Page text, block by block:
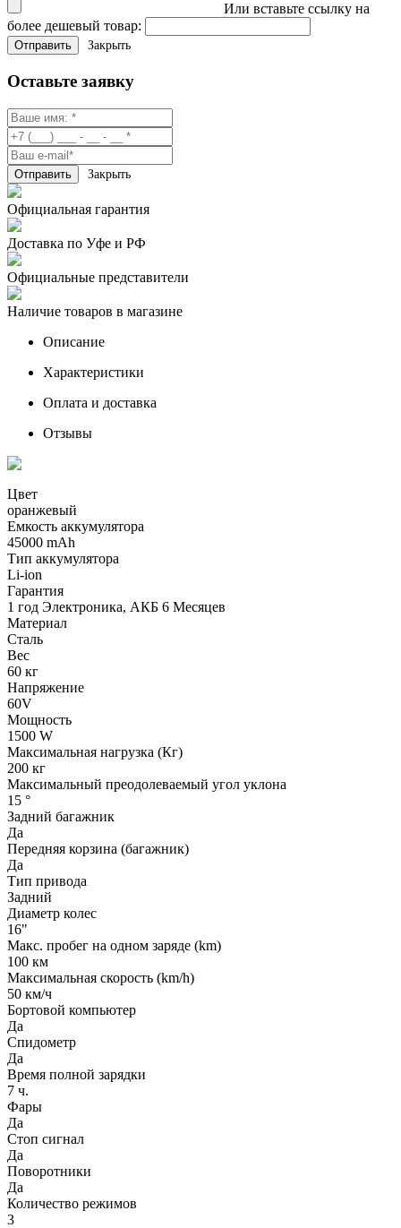
Или вставьте ссылку на
более дешевый товар:
Закрыть
Оставьте заявку
Закрыть
Официальная гарантия
Доставка по Уфе и РФ
Официальные представители
Наличие товаров в магазине
Описание
Характеристики
Оплата и доставка
Отзывы
Цвет
оранжевый
Емкость аккумулятора
45000 mAh
Тип аккумулятора
Li-ion
Гарантия
1 год Электроника, АКБ 6 Месяцев
Материал
Cталь
Вес
60 кг
Напряжение
60V
Мощность
1500 W
Максимальная нагрузка (Кг)
200 кг
Максимальный преодолеваемый угол уклона
15 °
Задний багажник
Да
Передняя корзина (багажник)
Да
Тип привода
Задний
Диаметр колес
16"
Макс. пробег на одном заряде (km)
100 км
Максимальная скорость (km/h)
50 км/ч
Бортовой компьютер
Да
Спидометр
Да
Время полной зарядки
7 ч.
Фары
Да
Стоп сигнал
Да
Поворотники
Да
Количество режимов
3